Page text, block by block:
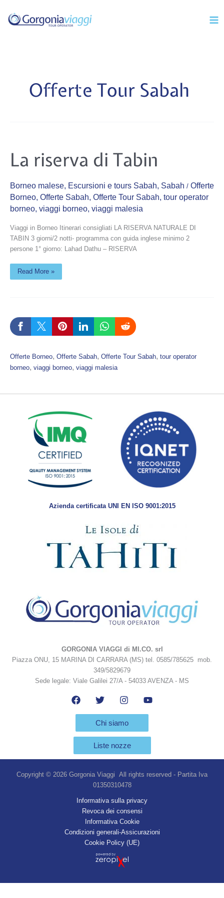
contenuto
Offerte Tour Sabah
La riserva di Tabin
Borneo malese, Escursioni e tours Sabah, Sabah / Offerte
Borneo, Offerte Sabah, Offerte Tour Sabah, tour operator
borneo, viaggi borneo, viaggi malesia
Viaggi in Borneo Itinerari consigliati LA RISERVA NATURALE DI
TABIN 3 giorni/2 notti- programma con guida inglese minimo 2
persone 1° giorno: Lahad Dathu – RISERVA
riserva
di
Tabin
Read More »
Offerte Borneo, Offerte Sabah, Offerte Tour Sabah, tour operator
borneo, viaggi borneo, viaggi malesia
Azienda certificata UNI EN ISO 9001:2015
GORGONIA VIAGGI di MI.CO. srl
Piazza ONU, 15 MARINA DI CARRARA (MS) tel. 0585/785625 mob.
349/5829679
Sede legale: Viale Galilei 27/A - 54033 AVENZA - MS
Chi siamo
Liste nozze
Copyright © 2026 Gorgonia Viaggi All rights reserved - Partita Iva
01350310478
Informativa sulla privacy
Revoca dei consensi
Informativa Cookie
Condizioni generali-Assicurazioni
Cookie Policy (UE)